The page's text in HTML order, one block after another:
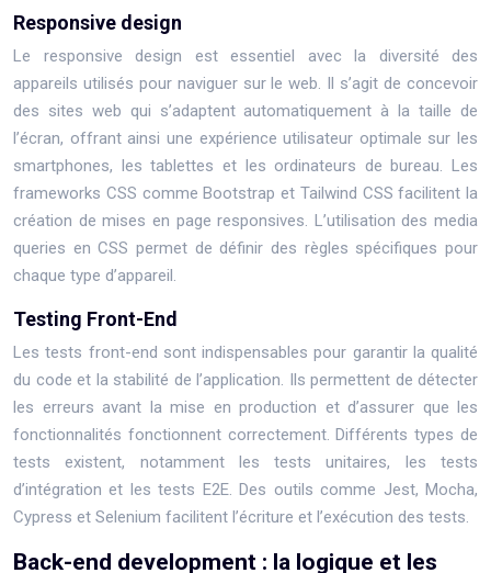
Responsive design
Le responsive design est essentiel avec la diversité des
appareils utilisés pour naviguer sur le web. Il s’agit de concevoir
des sites web qui s’adaptent automatiquement à la taille de
l’écran, offrant ainsi une expérience utilisateur optimale sur les
smartphones, les tablettes et les ordinateurs de bureau. Les
frameworks CSS comme Bootstrap et Tailwind CSS facilitent la
création de mises en page responsives. L’utilisation des media
queries en CSS permet de définir des règles spécifiques pour
chaque type d’appareil.
Testing Front-End
Les tests front-end sont indispensables pour garantir la qualité
du code et la stabilité de l’application. Ils permettent de détecter
les erreurs avant la mise en production et d’assurer que les
fonctionnalités fonctionnent correctement. Différents types de
tests existent, notamment les tests unitaires, les tests
d’intégration et les tests E2E. Des outils comme Jest, Mocha,
Cypress et Selenium facilitent l’écriture et l’exécution des tests.
Back-end development : la logique et les